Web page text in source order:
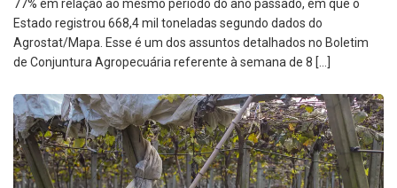
77% em relação ao mesmo período do ano passado, em que o
Estado registrou 668,4 mil toneladas segundo dados do
Agrostat/Mapa. Esse é um dos assuntos detalhados no Boletim
de Conjuntura Agropecuária referente à semana de 8 […]